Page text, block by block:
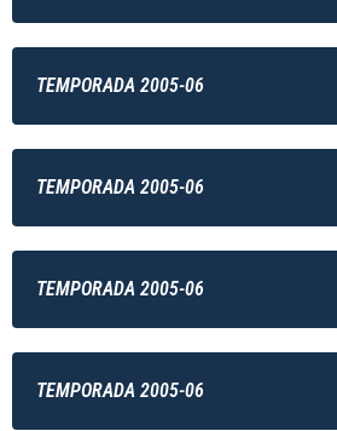
TEMPORADA 2005-06
TEMPORADA 2005-06
TEMPORADA 2005-06
TEMPORADA 2005-06